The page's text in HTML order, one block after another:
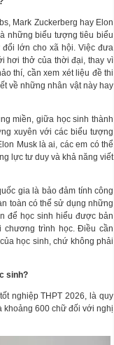
Mark Zuckerberg hay Elon
những biểu tượng tiêu biểu
lớn cho xã hội. Việc đưa
hơi thở của thời đại, thay vì
thí, cần xem xét liệu đề thi
về những nhân vật này hay
miền, giữa học sinh thành
xuyên với các biểu tượng
Musk là ai, các em có thể
lực tư duy và khả năng viết
gia là bảo đảm tính công
toàn có thể sử dụng những
để học sinh hiểu được bản
chương trình học. Điều cần
học sinh, chứ không phải
sinh?
nghiệp THPT 2026, là quy
khoảng 600 chữ đối với nghị